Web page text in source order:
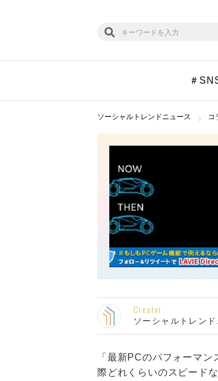
＃
ソーシャルトレンドニュース コ
Creator
ソーシャルトレン
「最新PCのパフォーマ
際どれくらいのスピード